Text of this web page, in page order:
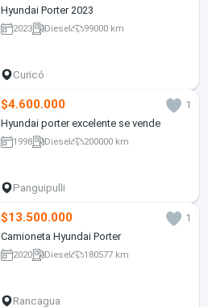
Hyundai Porter 2023
2023 Diesel 99000 km
Curicó
$4.600.000
1
Hyundai porter excelente se vende
1998 Diesel 200000 km
Panguipulli
$13.500.000
1
Camioneta Hyundai Porter
2020 Diesel 180577 km
Rancagua